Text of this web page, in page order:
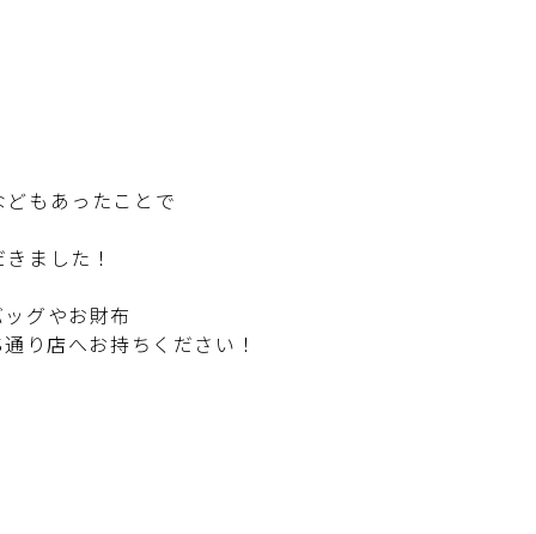
もあったことで
ました！
グやお財布
り店へお持ちください！